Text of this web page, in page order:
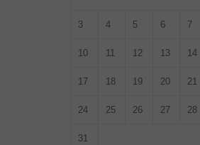
3 4 5 6 7
10 11 12 13 14
17 18 19 20 21
24 25 26 27 28
31